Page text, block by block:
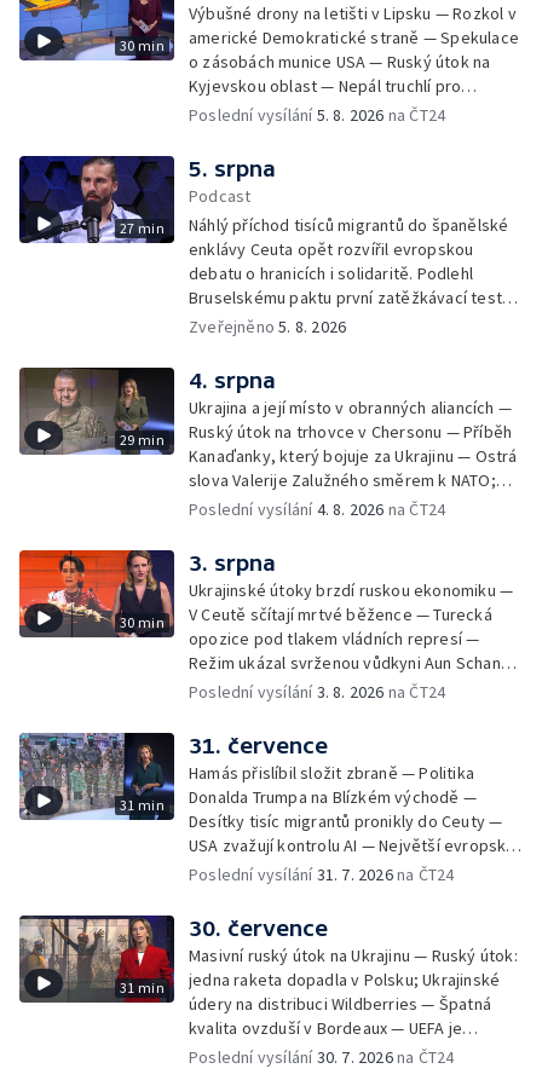
30 min
Výbušné drony na letišti v Lipsku — Rozkol v
americké Demokratické straně — Spekulace
o zásobách munice USA — Ruský útok na
Kyjevskou oblast — Nepál truchlí pro
horolezce — Ruský útok na Kyjevskou oblast
Poslední vysílání5. 8. 2026 na ČT24
27 min
5. srpna
Podcast
Náhlý příchod tisíců migrantů do španělské
enklávy Ceuta opět rozvířil evropskou
debatu o hranicích i solidaritě. Podlehl
Bruselskému paktu první zatěžkávací test,
nebo Španělsko situaci zvládlo? Analytik
zahraniční redakce ČT24 Za horizont
rozkrývá zákulisní spory mezi Madridem a
Římem, politickou instrumentaci migrace ze
strany sousedních států i fakt, proč jsou
volání po uzavření Schengenu spíše
vzkazem domácím voličům než reálným
řešením. Moderuje Barbora Maxová
Zveřejněno5. 8. 2026
29 min
4. srpna
Ukrajina a její místo v obranných aliancích —
Ruský útok na trhovce v Chersonu — Příběh
Kanaďanky, který bojuje za Ukrajinu — Ostrá
slova Valerije Zalužného směrem k NATO;
Situace v Chersonu — Pětadvacet
židle pod ředitelem FIFA — Itálie se chystá
na návrat jaderné energetiky
Poslední vysílání4. 8. 2026 na ČT24
30 min
3. srpna
Ukrajinské útoky brzdí ruskou ekonomiku —
V Ceutě sčítají mrtvé běžence — Turecká
opozice pod tlakem vládních represí —
Režim ukázal svrženou vůdkyni Aun Schan
Su Ťij — Evropu sužují požáry — Na Borneu
Poslední vysílání3. 8. 2026 na ČT24
31 min
31. července
Hamás přislíbil složit zbraně — Politika
Donalda Trumpa na Blízkém východě —
Desítky tisíc migrantů pronikly do Ceuty —
USA zvažují kontrolu AI — Největší evropské
toky vysychají
Poslední vysílání31. 7. 2026na ČT24
31 min
30. července
Masivní ruský útok na Ukrajinu — Ruský útok:
jedna raketa dopadla v Polsku; Ukrajinské
údery na distribuci Wildberries — Špatná
kvalita ovzduší v Bordeaux — UEFA je
připravená bojkotovat MS ve fotbale —
Poslední vysílání30. 7. 2026na ČT24